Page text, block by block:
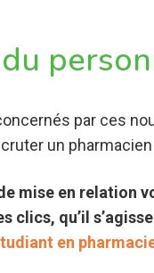
par ces
un
mise en relation
clics, qu’il
en